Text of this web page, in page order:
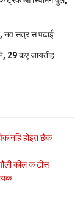
नव सत्र स पढाई
29 कए जायतीह
नहि होइत छैक
कील क टीस